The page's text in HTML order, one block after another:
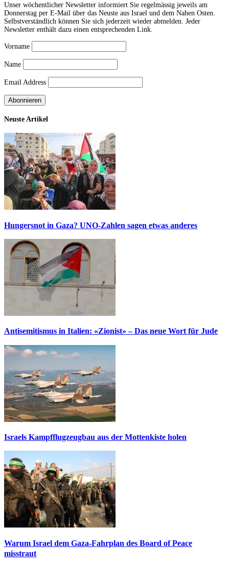
Unser wöchentlicher Newsletter informiert Sie regelmässig jeweils am
Donnerstag per E-Mail über das Neuste aus Israel und dem Nahen Osten.
Selbstverständlich können Sie sich jederzeit wieder abmelden. Jeder
Newsletter enthält dazu einen entsprechenden Link.
Vorname
Name
Email Address
Neuste Artikel
Hungersnot in Gaza? UNO-Zahlen sagen etwas anderes
Antisemitismus in Italien: «Zionist» – Das neue Wort für Jude
Israels Kampfflugzeugbau aus der Mottenkiste holen
Warum Israel dem Gaza-Fahrplan des Board of Peace
misstraut